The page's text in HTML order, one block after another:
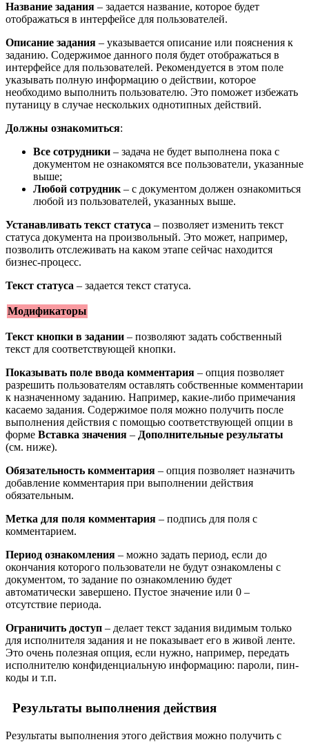
Название задания – задается название, которое будет
отображаться в интерфейсе для пользователей.
Описание задания – указывается описание или пояснения к
заданию. Содержимое данного поля будет отображаться в
интерфейсе для пользователей. Рекомендуется в этом поле
указывать полную информацию о действии, которое
необходимо выполнить пользователю. Это поможет избежать
путаницу в случае нескольких однотипных действий.
Должны ознакомиться:
Все сотрудники – задача не будет выполнена пока с
документом не ознакомятся все пользователи, указанные
выше;
Любой сотрудник – с документом должен ознакомиться
любой из пользователей, указанных выше.
Устанавливать текст статуса – позволяет изменить текст
статуса документа на произвольный. Это может, например,
позволить отслеживать на каком этапе сейчас находится
бизнес-процесс.
Текст статуса – задается текст статуса.
Модификаторы
Текст кнопки в задании – позволяют задать собственный
текст для соответствующей кнопки.
Показывать поле ввода комментария – опция позволяет
разрешить пользователям оставлять собственные комментарии
к назначенному заданию. Например, какие-либо примечания
касаемо задания. Содержимое поля можно получить после
выполнения действия с помощью соответствующей опции в
форме Вставка значения – Дополнительные результаты
(см. ниже).
Обязательность комментария – опция позволяет назначить
добавление комментария при выполнении действия
обязательным.
Метка для поля комментария – подпись для поля с
комментарием.
Период ознакомления – можно задать период, если до
окончания которого пользователи не будут ознакомлены с
документом, то задание по ознакомлению будет
автоматически завершено. Пустое значение или 0 –
отсутствие периода.
Ограничить доступ – делает текст задания видимым только
для исполнителя задания и не показывает его в живой ленте.
Это очень полезная опция, если нужно, например, передать
исполнителю конфиденциальную информацию: пароли, пин-
коды и т.п.
Результаты выполнения действия
Результаты выполнения этого действия можно получить с